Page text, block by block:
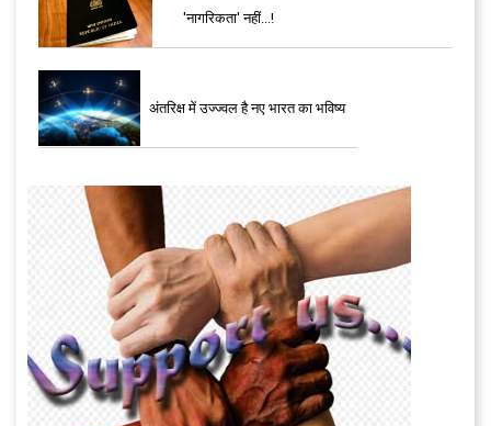
'नागरिकता' नहीं...!
अंतरिक्ष में उज्ज्वल है नए भारत का भविष्य